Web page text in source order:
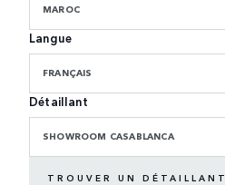
MAROC
Langue
FRANÇAIS
Détaillant
SHOWROOM CASABLANCA
TROUVER UN DÉTAILLANT